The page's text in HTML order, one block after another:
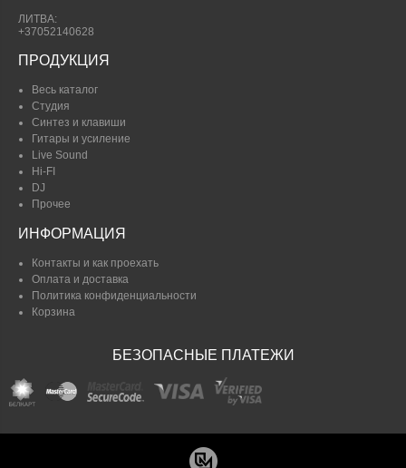
ЛИТВА:
+37052140628
ПРОДУКЦИЯ
Весь каталог
Студия
Синтез и клавиши
Гитары и усиление
Live Sound
Hi-FI
DJ
Прочее
ИНФОРМАЦИЯ
Контакты и как проехать
Оплата и доставка
Политика конфиденциальности
Корзина
БЕЗОПАСНЫЕ ПЛАТЕЖИ